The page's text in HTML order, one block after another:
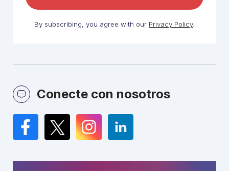
By subscribing, you agree with our Privacy Policy.
Conecte con nosotros
Facebook
TwitterInstagramLinkedIn